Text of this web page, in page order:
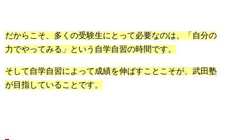
だからこそ、多くの受験生にとって必要なのは、「自分の
力でやってみる」という自学自習の時間です。
そして自学自習によって成績を伸ばすことこそが、武田塾
が目指していることです。